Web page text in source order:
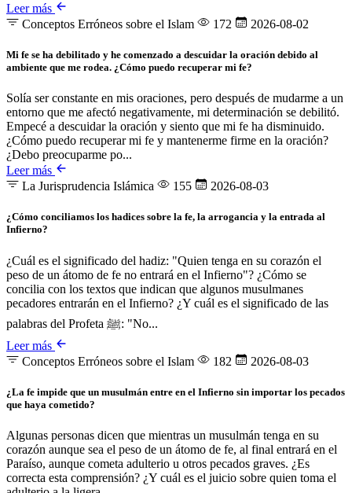
Leer más
Conceptos Erróneos sobre el Islam
172 2026-08-02
Mi fe se ha debilitado y he comenzado a descuidar la oración debido al
ambiente que me rodea. ¿Cómo puedo recuperar mi fe?
Solía ser constante en mis oraciones, pero después de mudarme a un
entorno que me afectó negativamente, mi determinación se debilitó.
Empecé a descuidar la oración y siento que mi fe ha disminuido.
¿Cómo puedo recuperar mi fe y mantenerme firme en la oración?
¿Debo preocuparme po...
Leer más
La Jurisprudencia Islámica
155 2026-08-03
¿Cómo conciliamos los hadices sobre la fe, la arrogancia y la entrada al
Infierno?
¿Cuál es el significado del hadiz: "Quien tenga en su corazón el
peso de un átomo de fe no entrará en el Infierno"? ¿Cómo se
concilia con los textos que indican que algunos musulmanes
pecadores entrarán en el Infierno? ¿Y cuál es el significado de las
palabras del Profeta ﷺ: "No...
Leer más
Conceptos Erróneos sobre el Islam
182 2026-08-03
¿La fe impide que un musulmán entre en el Infierno sin importar los pecados
que haya cometido?
Algunas personas dicen que mientras un musulmán tenga en su
corazón aunque sea el peso de un átomo de fe, al final entrará en el
Paraíso, aunque cometa adulterio u otros pecados graves. ¿Es
correcta esta comprensión? ¿Y cuál es el juicio sobre quien toma el